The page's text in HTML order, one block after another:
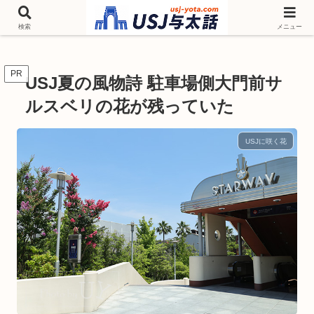
チケットやシーズンイベント ニンテンドーワールド アトラクションなどユニ
バを歩いて情報収集しています
PR USJ夏の風物詩 駐車場側大門前サ
ルスベリの花が残っていた
USJに咲く花
検索 メニュー